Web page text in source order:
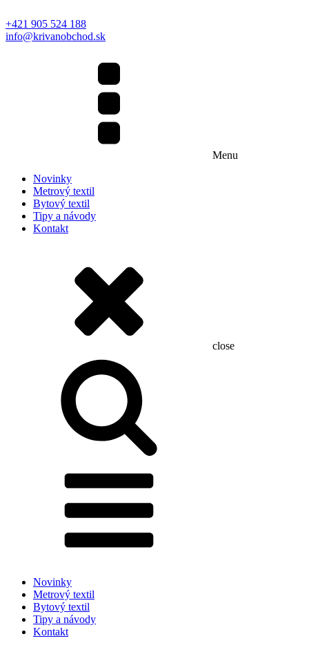
+421 905 524 188
info@krivanobchod.sk
Menu
Novinky
Metrový textil
Bytový textil
Tipy a návody
Kontakt
close
Novinky
Metrový textil
Bytový textil
Tipy a návody
Kontakt